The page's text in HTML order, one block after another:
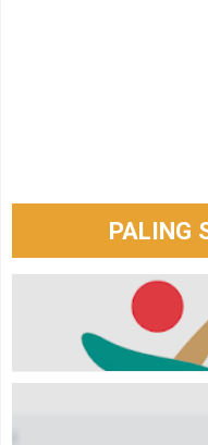
PALING
Logo hari santri tahun